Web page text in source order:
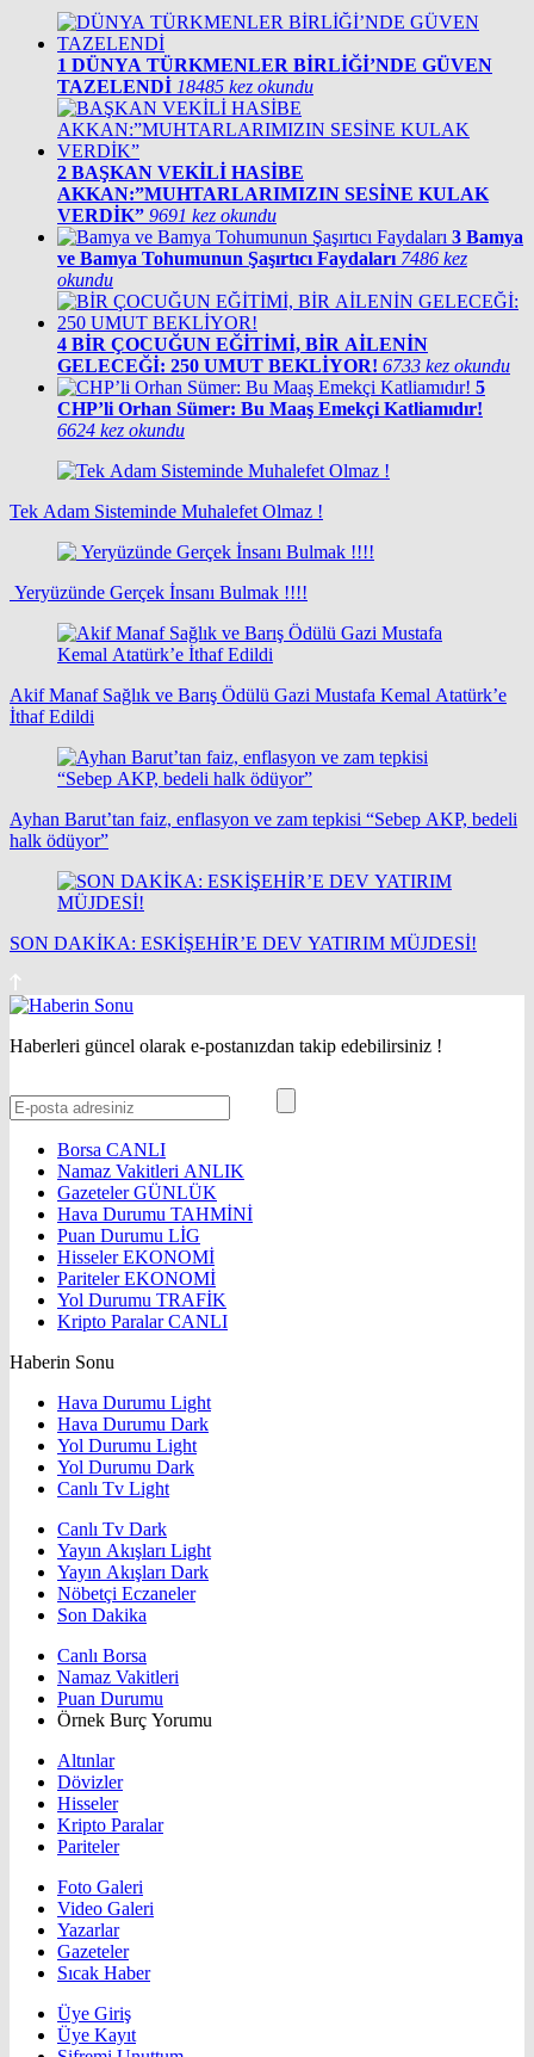
1 DÜNYA TÜRKMENLER BİRLİĞİ’NDE GÜVEN
TAZELENDİ 18485 kez okundu
2 BAŞKAN VEKİLİ HASİBE
AKKAN:”MUHTARLARIMIZIN SESİNE KULAK
VERDİK” 9691 kez okundu
3 Bamya
ve Bamya Tohumunun Şaşırtıcı Faydaları 7486 kez
okundu
4 BİR ÇOCUĞUN EĞİTİMİ, BİR AİLENİN
GELECEĞİ: 250 UMUT BEKLİYOR! 6733 kez okundu
5
CHP’li Orhan Sümer: Bu Maaş Emekçi Katliamıdır!
6624 kez okundu
Tek Adam Sisteminde Muhalefet Olmaz !
Yeryüzünde Gerçek İnsanı Bulmak !!!!
Akif Manaf Sağlık ve Barış Ödülü Gazi Mustafa Kemal Atatürk’e
İthaf Edildi
Ayhan Barut’tan faiz, enflasyon ve zam tepkisi “Sebep AKP, bedeli
halk ödüyor”
SON DAKİKA: ESKİŞEHİR’E DEV YATIRIM MÜJDESİ!
Haberleri güncel olarak e-postanızdan takip edebilirsiniz !
Borsa CANLI
Namaz Vakitleri ANLIK
GazetelerGÜNLÜK
Hava Durumu TAHMİNİ
Puan Durumu LİG
HisselerEKONOMİ
ParitelerEKONOMİ
Yol Durumu TRAFİK
Kripto ParalarCANLI
Haberin Sonu
Hava Durumu Light
Hava Durumu Dark
Yol Durumu Light
Yol Durumu Dark
Canlı Tv Light
Canlı Tv Dark
Yayın Akışları Light
Yayın Akışları Dark
Nöbetçi Eczaneler
Son Dakika
Canlı Borsa
Namaz Vakitleri
Puan Durumu
Örnek Burç Yorumu
Altınlar
Dövizler
Hisseler
Kripto Paralar
Pariteler
Foto Galeri
Video Galeri
Yazarlar
Gazeteler
Sıcak Haber
Üye Giriş
Üye Kayıt